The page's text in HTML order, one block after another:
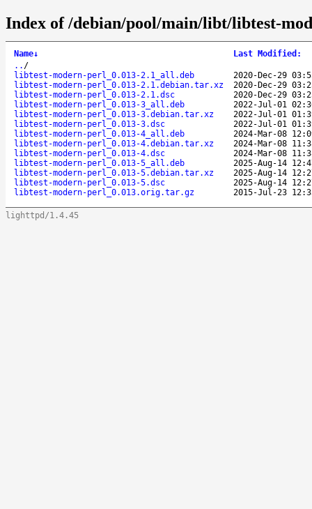
Index of /debian/pool/main/libt/libtest-
Name↓ Last Modified :
.. /
libtest-modern-perl_0.013-2.1_all.deb
2020-Dec-29
libtest-modern-perl_0.013-2.1.debian.tar.xz
2020-Dec-29
libtest-modern-perl_0.013-2.1.dsc
2020-Dec-29
libtest-modern-perl_0.013-3_all.deb
2022-Jul-01
libtest-modern-perl_0.013-3.debian.tar.xz
2022-Jul-01
libtest-modern-perl_0.013-3.dsc
2022-Jul-01
libtest-modern-perl_0.013-4_all.deb
2024-Mar-08
libtest-modern-perl_0.013-4.debian.tar.xz
2024-Mar-08
libtest-modern-perl_0.013-4.dsc
2024-Mar-08
libtest-modern-perl_0.013-5_all.deb
2025-Aug-14
libtest-modern-perl_0.013-5.debian.tar.xz
2025-Aug-14
libtest-modern-perl_0.013-5.dsc
2025-Aug-14
libtest-modern-perl_0.013.orig.tar.gz
2015-Jul-23
lighttpd/1.4.45